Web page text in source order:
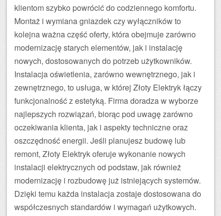
klientom szybko powrócić do codziennego komfortu.
Montaż i wymiana gniazdek czy wyłączników to
kolejna ważna część oferty, która obejmuje zarówno
modernizację starych elementów, jak i instalację
nowych, dostosowanych do potrzeb użytkowników.
Instalacja oświetlenia, zarówno wewnętrznego, jak i
zewnętrznego, to usługa, w której Złoty Elektryk łączy
funkcjonalność z estetyką. Firma doradza w wyborze
najlepszych rozwiązań, biorąc pod uwagę zarówno
oczekiwania klienta, jak i aspekty techniczne oraz
oszczędność energii. Jeśli planujesz budowę lub
remont, Złoty Elektryk oferuje wykonanie nowych
instalacji elektrycznych od podstaw, jak również
modernizację i rozbudowę już istniejących systemów.
Dzięki temu każda instalacja zostaje dostosowana do
współczesnych standardów i wymagań użytkowych.